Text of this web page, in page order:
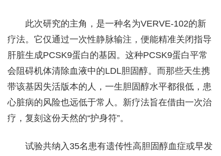
此次研究的主角，是一种名为VERVE-102的新
疗法。它仅通过一次性静脉输注，便能精准关闭指导
肝脏生成PCSK9蛋白的基因。这种PCSK9蛋白平常
会阻碍机体清除血液中的LDL胆固醇。而那些天生携
带该基因失活版本的人，一生胆固醇水平都很低，患
心脏病的风险也远低于常人。新疗法旨在借由一次治
疗，复刻这份天然的“护身符”。
试验共纳入35名患有遗传性高胆固醇血症或早发